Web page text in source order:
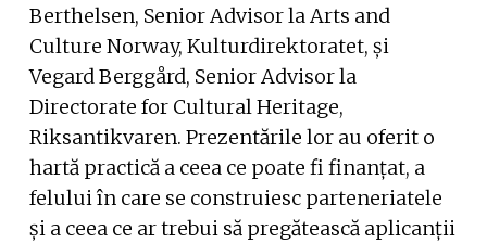
Berthelsen, Senior Advisor la Arts and
Culture Norway, Kulturdirektoratet, și
Vegard Berggård, Senior Advisor la
Directorate for Cultural Heritage,
Riksantikvaren. Prezentările lor au oferit o
hartă practică a ceea ce poate fi finanțat, a
felului în care se construiesc parteneriatele
și a ceea ce ar trebui să pregătească aplicanții